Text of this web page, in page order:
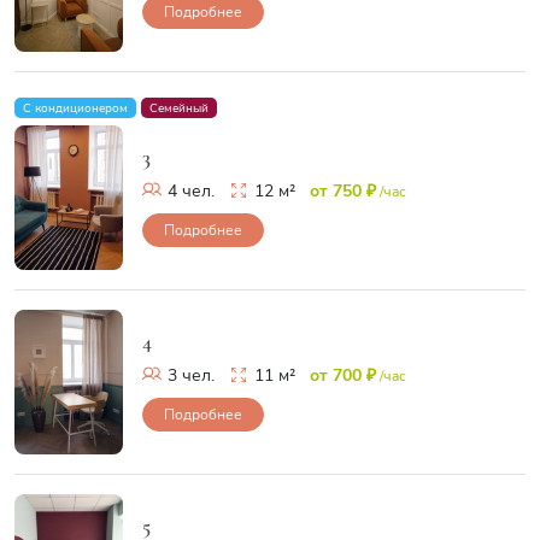
Подробнее
С кондиционером Семейный
3
4 чел. 12 м² от 750 ₽/час
Подробнее
4
3 чел. 11 м² от 700 ₽/час
Подробнее
5